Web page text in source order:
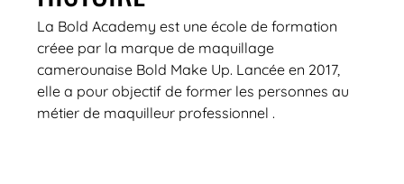
La Bold Academy est une école de formation
créee par la marque de maquillage
camerounaise Bold Make Up. Lancée en 2017,
elle a pour objectif de former les personnes au
métier de maquilleur professionnel .